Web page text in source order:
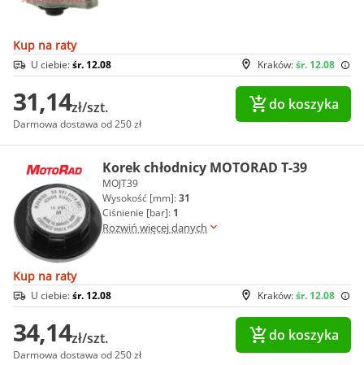
Kup na raty
Kraków:śr. 12.08
U ciebie:śr. 12.08
31,14zł/szt.
Darmowa dostawa od 250 zł
do koszyka
Korek chłodnicy MOTORAD T-39
MOJT39
Wysokość [mm]:31
Ciśnienie [bar]: 1
Rozwiń więcej danych
Kup na raty
Kraków:śr. 12.08
U ciebie:śr. 12.08
34,14zł/szt.
Darmowa dostawa od 250 zł
do koszyka